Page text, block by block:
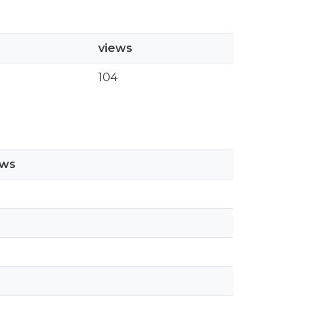
views
104